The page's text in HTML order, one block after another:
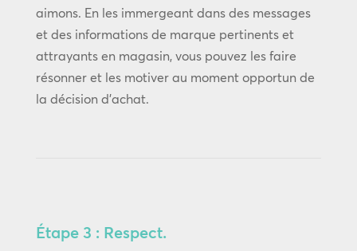
aimons. En les immergeant dans des messages
et des informations de marque pertinents et
attrayants en magasin, vous pouvez les faire
résonner et les motiver au moment opportun de
la décision d’achat.
Étape 3 : Respect.